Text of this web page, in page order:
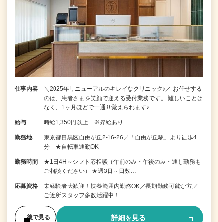
仕事内容
＼2025年リニューアルのキレイなクリニック♪／ お任せする
のは、患者さまを笑顔で迎える受付業務です。 難しいことは
なく、1ヶ月ほどで一通り覚えられます♪ …
給与 時給1,350円以上 ※昇給あり
勤務地
東京都目黒区自由が丘2-16-26／「自由が丘駅」より徒歩4
分 ★自転車通勤OK
勤務時間
★1日4H～シフト応相談（午前のみ・午後のみ・通し勤務も
ご相談ください） ★週3日～日数…
応募資格
未経験者大歓迎！扶養範囲内勤務OK／長期勤務可能な方／
ご近所スタッフ多数活躍中！
後で見る 詳細を見る